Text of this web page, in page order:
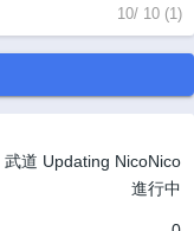
10/ 10 (1)
武道 Updating NicoNico
進行中